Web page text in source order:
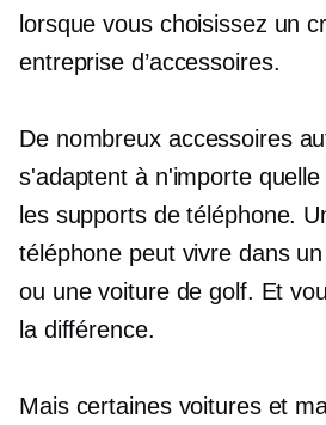
lorsque vous choisissez un
entreprise d’accessoires.
De nombreux accessoires
s'adaptent à n'importe
les supports de téléphone.
téléphone peut vivre dans
ou une voiture de golf. Et
la différence.
Mais certaines voitures et